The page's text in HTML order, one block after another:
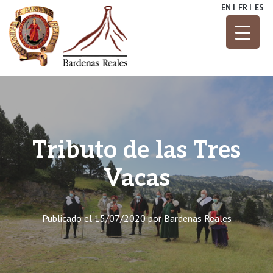
content
Reales
Parque Natural
EN FR ES
Tributo de las Tres
Vacas
Publicado el15/07/2020porBardenas Reales